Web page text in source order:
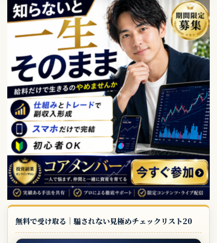
無料で受け取る｜騙されない見極めチェックリスト20